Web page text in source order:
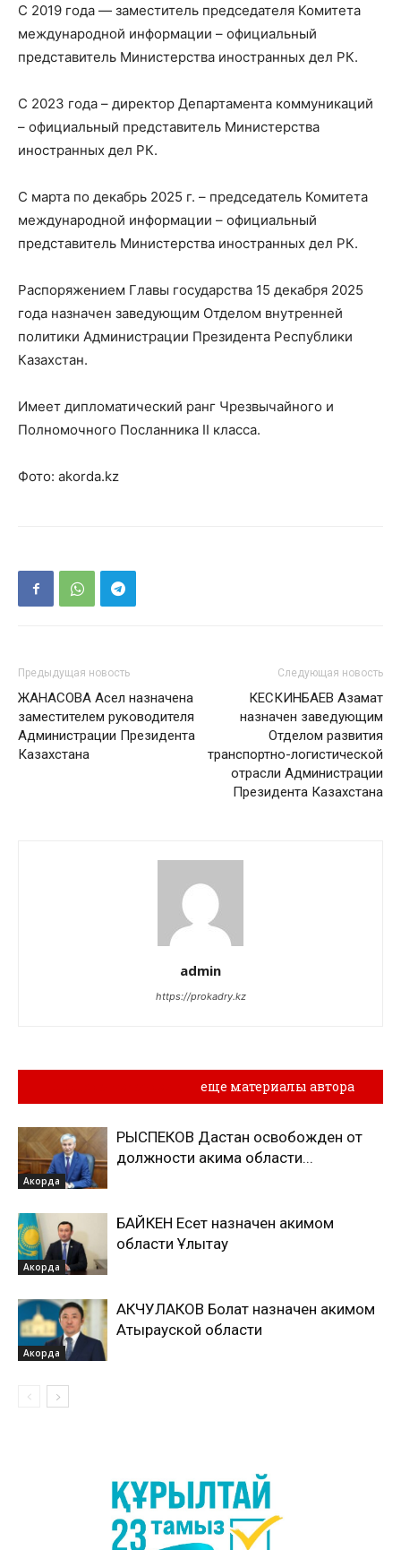
С 2019 года — заместитель председателя Комитета
международной информации – официальный
представитель Министерства иностранных дел РК.
С 2023 года – директор Департамента коммуникаций
– официальный представитель Министерства
иностранных дел РК.
С марта по декабрь 2025 г. – председатель Комитета
международной информации – официальный
представитель Министерства иностранных дел РК.
Распоряжением Главы государства 15 декабря 2025
года назначен заведующим Отделом внутренней
политики Администрации Президента Республики
Казахстан.
Имеет дипломатический ранг Чрезвычайного и
Полномочного Посланника II класса.
Фото: akorda.kz
Предыдущая новость
ЖАНАСОВА Асел назначена
заместителем руководителя
Администрации Президента
Казахстана
Следующая новость
КЕСКИНБАЕВ Азамат
назначен заведующим
Отделом развития
транспортно-логистической
отрасли Администрации
Президента Казахстана
admin
https://prokadry.kz
еще материалы автора
Акорда
РЫСПЕКОВ Дастан освобожден от
должности акима области...
Акорда
БАЙКЕН Есет назначен акимом
области Ұлытау
Акорда
АКЧУЛАКОВ Болат назначен акимом
Атырауской области